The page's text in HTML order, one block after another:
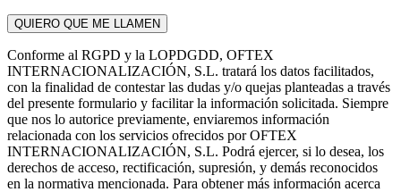
Conforme al RGPD y la LOPDGDD, OFTEX
INTERNACIONALIZACIÓN, S.L. tratará los datos facilitados,
con la finalidad de contestar las dudas y/o quejas planteadas a través
del presente formulario y facilitar la información solicitada. Siempre
que nos lo autorice previamente, enviaremos información
relacionada con los servicios ofrecidos por OFTEX
INTERNACIONALIZACIÓN, S.L. Podrá ejercer, si lo desea, los
derechos de acceso, rectificación, supresión, y demás reconocidos
en la normativa mencionada. Para obtener más información acerca